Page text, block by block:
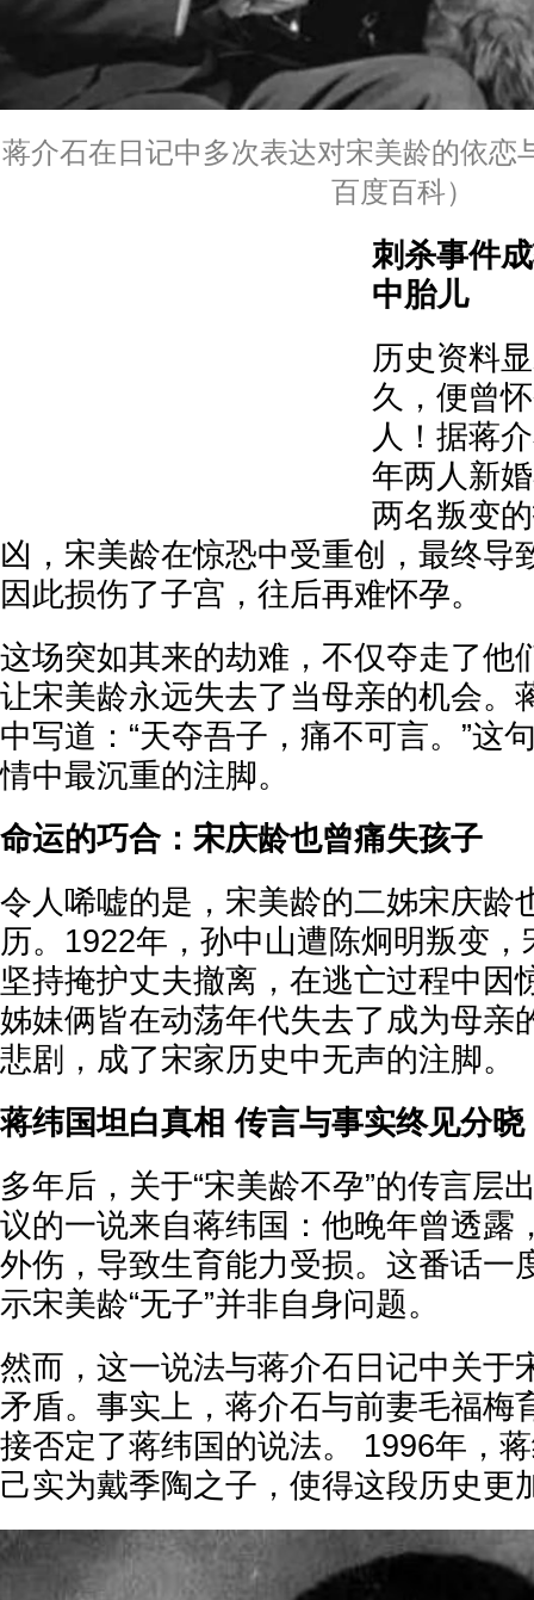
蒋介石在日记中多次表达对宋美龄的依恋
百度百科）
刺杀事件
中胎儿
历史资料
久，便曾
人！据蒋
年两人新
两名叛变
凶，宋美龄在惊恐中受重创，最终导
因此损伤了子宫，往后再难怀孕。
这场突如其来的劫难，不仅夺走了他
让宋美龄永远失去了当母亲的机会。
中写道：“天夺吾子，痛不可言。”这
情中最沉重的注脚。
命运的巧合：宋庆龄也曾痛失孩子
令人唏嘘的是，宋美龄的二姊宋庆龄
历。1922年，孙中山遭陈炯明叛变
坚持掩护丈夫撤离，在逃亡过程中因
姊妹俩皆在动荡年代失去了成为母亲
悲剧，成了宋家历史中无声的注脚。
蒋纬国坦白真相 传言与事实终见分晓
多年后，关于“宋美龄不孕”的传言层
议的一说来自蒋纬国：他晚年曾透露
外伤，导致生育能力受损。这番话一
示宋美龄“无子”并非自身问题。
然而，这一说法与蒋介石日记中关于
矛盾。事实上，蒋介石与前妻毛福梅
接否定了蒋纬国的说法。 1996年，
己实为戴季陶之子，使得这段历史更